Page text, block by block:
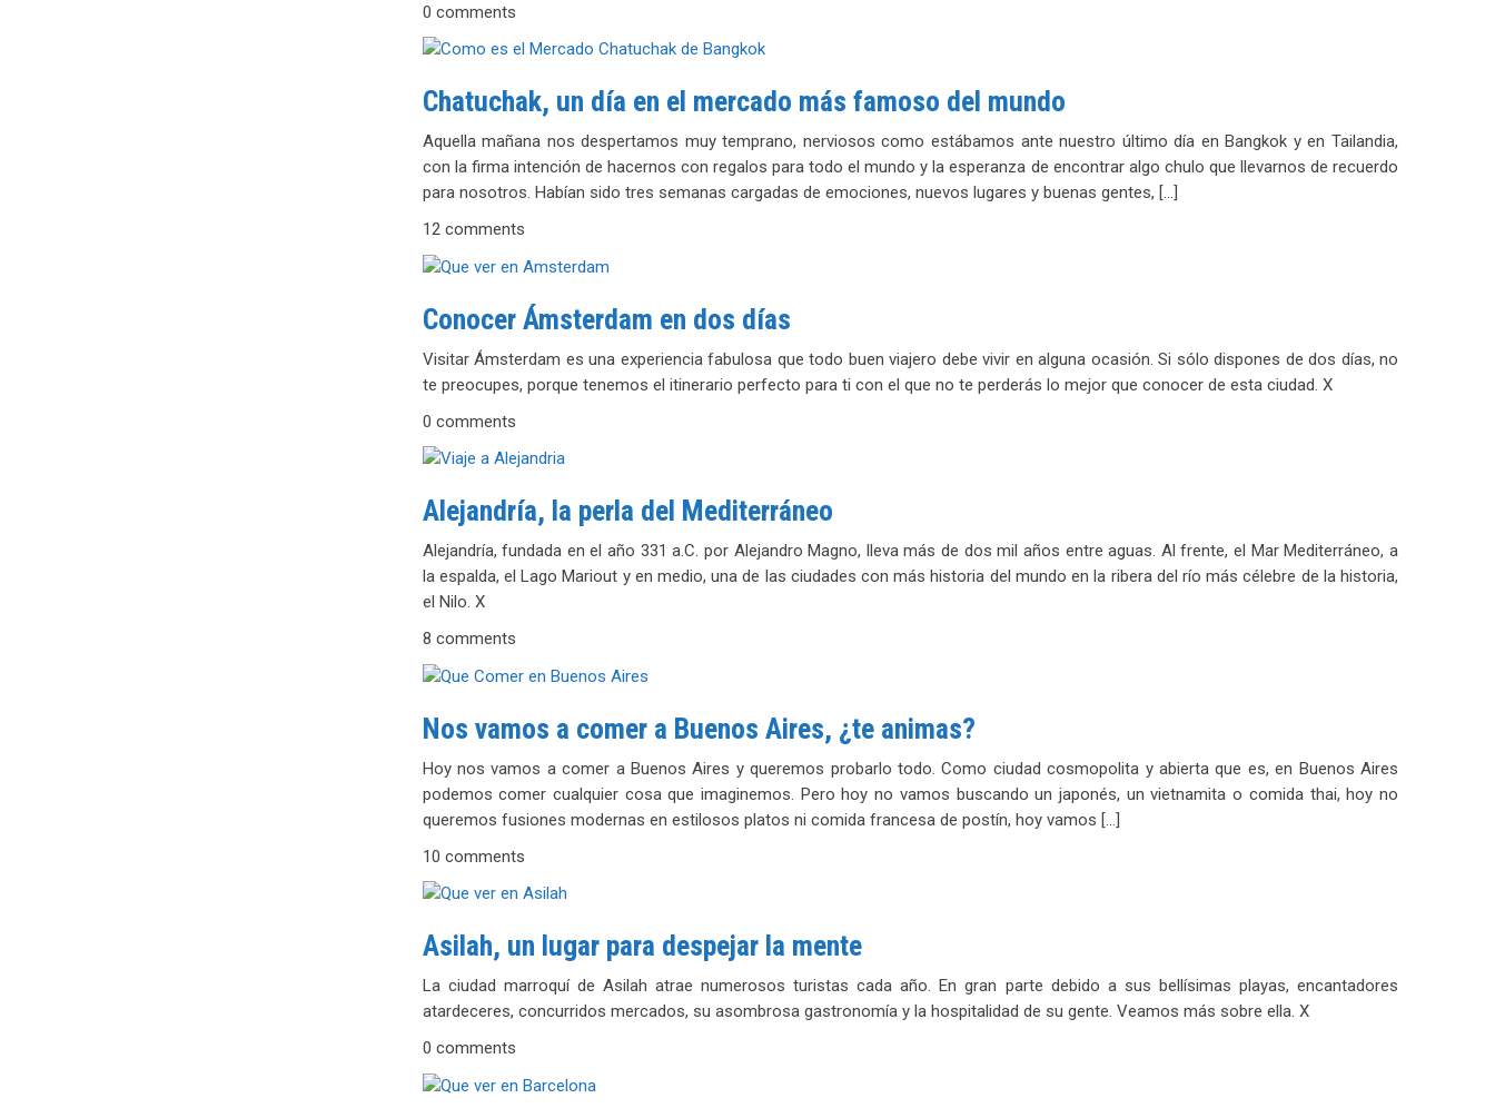
0 comments
Chatuchak, un día en el mercado más famoso del mundo
Aquella mañana nos despertamos muy temprano, nerviosos como estábamos ante nuestro último día en Bangkok y en Tailandia,
con la firma intención de hacernos con regalos para todo el mundo y la esperanza de encontrar algo chulo que llevarnos de recuerdo
para nosotros. Habían sido tres semanas cargadas de emociones, nuevos lugares y buenas gentes, […]
12 comments
Conocer Ámsterdam en dos días
Visitar Ámsterdam es una experiencia fabulosa que todo buen viajero debe vivir en alguna ocasión. Si sólo dispones de dos días, no
te preocupes, porque tenemos el itinerario perfecto para ti con el que no te perderás lo mejor que conocer de esta ciudad. X
0 comments
Alejandría, la perla del Mediterráneo
Alejandría, fundada en el año 331 a.C. por Alejandro Magno, lleva más de dos mil años entre aguas. Al frente, el Mar Mediterráneo, a
la espalda, el Lago Mariout y en medio, una de las ciudades con más historia del mundo en la ribera del río más célebre de la historia,
el Nilo. X
8 comments
Nos vamos a comer a Buenos Aires, ¿te animas?
Hoy nos vamos a comer a Buenos Aires y queremos probarlo todo. Como ciudad cosmopolita y abierta que es, en Buenos Aires
podemos comer cualquier cosa que imaginemos. Pero hoy no vamos buscando un japonés, un vietnamita o comida thai, hoy no
queremos fusiones modernas en estilosos platos ni comida francesa de postín, hoy vamos […]
10 comments
Asilah, un lugar para despejar la mente
La ciudad marroquí de Asilah atrae numerosos turistas cada año. En gran parte debido a sus bellísimas playas, encantadores
atardeceres, concurridos mercados, su asombrosa gastronomía y la hospitalidad de su gente. Veamos más sobre ella. X
0 comments